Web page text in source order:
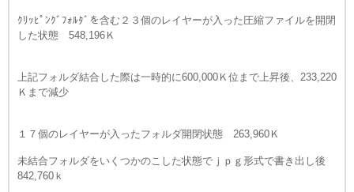
ｸﾘｯﾋﾟﾝｸﾞﾌｫﾙﾀﾞを含む２３個のレイヤーが入った圧縮ファイルを開閉
した状態 548,196Ｋ
上記フォルダ結合した際は一時的に600,000Ｋ位まで上昇後、233,220
Ｋまで減少
１７個のレイヤーが入ったフォルダ開閉状態 263,960Ｋ
未結合フォルダをいくつかのこした状態でｊｐｇ形式で書き出し後
842,760ｋ